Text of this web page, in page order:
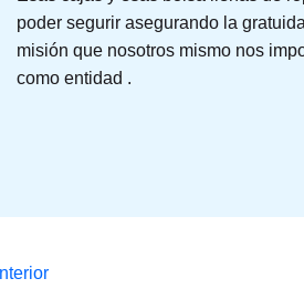
poder segurir asegurando la
misión que nosotros mismo nos
como entidad .